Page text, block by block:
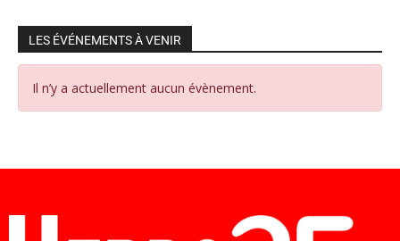
LES ÉVÉNEMENTS À VENIR
Il n’y a actuellement aucun évènement.